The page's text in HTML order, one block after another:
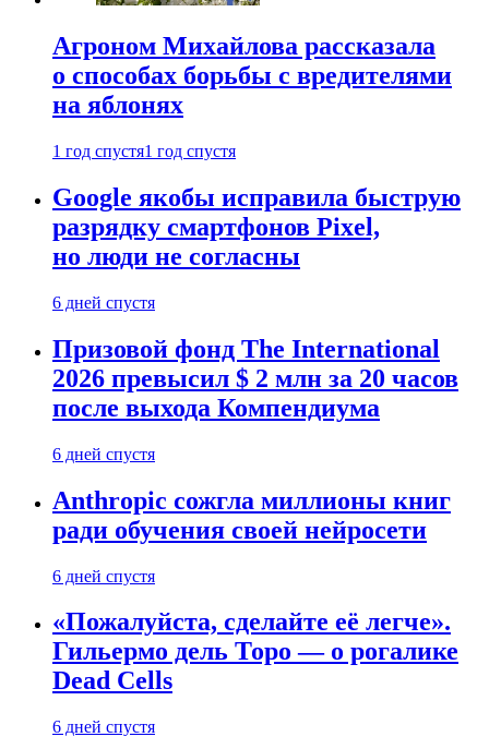
Агроном Михайлова рассказала
о способах борьбы с вредителями
на яблонях
1 год спустя1 год спустя
Google якобы исправила быструю
разрядку смартфонов Pixel,
но люди не согласны
6 дней спустя
Призовой фонд The International
2026 превысил $ 2 млн за 20 часов
после выхода Компендиума
6 дней спустя
Anthropic сожгла миллионы книг
ради обучения своей нейросети
6 дней спустя
«Пожалуйста, сделайте её легче».
Гильермо дель Торо — о рогалике
Dead Cells
6 дней спустя